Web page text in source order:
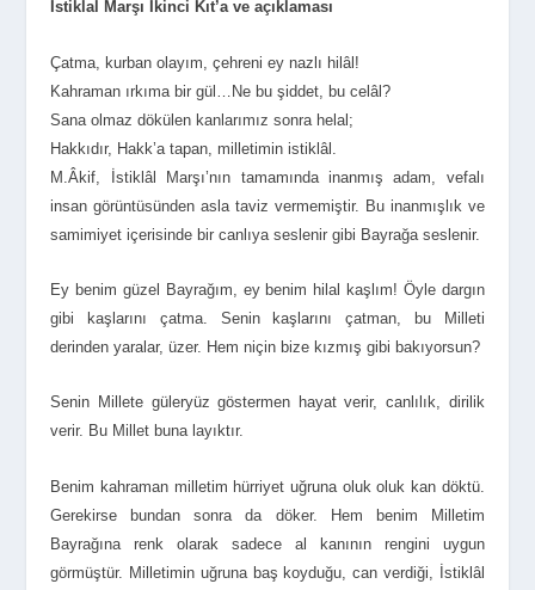
İstiklal Marşı İkinci Kıt’a ve açıklaması
Çatma, kurban olayım, çehreni ey nazlı hilâl!
Kahraman ırkıma bir gül…Ne bu şiddet, bu celâl?
Sana olmaz dökülen kanlarımız sonra helal;
Hakkıdır, Hakk’a tapan, milletimin istiklâl.
M.Âkif, İstiklâl Marşı’nın tamamında inanmış adam, vefalı
insan görüntüsünden asla taviz vermemiştir. Bu inanmışlık ve
samimiyet içerisinde bir canlıya seslenir gibi Bayrağa seslenir.
Ey benim güzel Bayrağım, ey benim hilal kaşlım! Öyle dargın
gibi kaşlarını çatma. Senin kaşlarını çatman, bu Milleti
derinden yaralar, üzer. Hem niçin bize kızmış gibi bakıyorsun?
Senin Millete güleryüz göstermen hayat verir, canlılık, dirilik
verir. Bu Millet buna layıktır.
Benim kahraman milletim hürriyet uğruna oluk oluk kan döktü.
Gerekirse bundan sonra da döker. Hem benim Milletim
Bayrağına renk olarak sadece al kanının rengini uygun
görmüştür. Milletimin uğruna baş koyduğu, can verdiği, İstiklâl